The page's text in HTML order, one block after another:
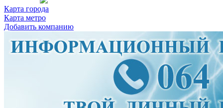
Карта города
Карта метро
Добавить компанию